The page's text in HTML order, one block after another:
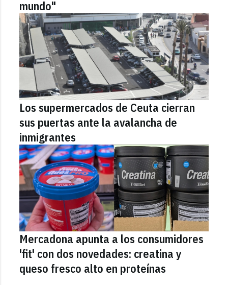
mundo"
Los supermercados de Ceuta cierran
sus puertas ante la avalancha de
inmigrantes
Mercadona apunta a los consumidores
'fit' con dos novedades: creatina y
queso fresco alto en proteínas